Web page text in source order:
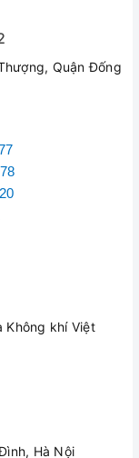
Quận Đống
Không khí Việt
Hà Nội